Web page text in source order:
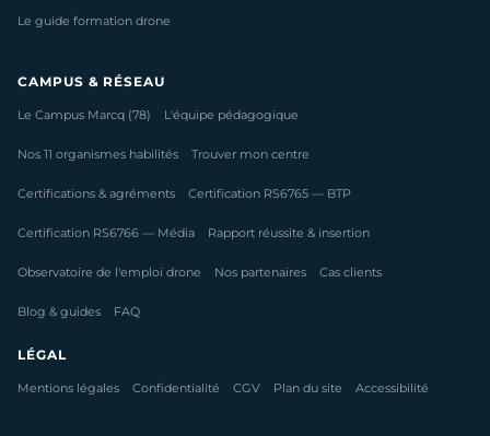
Le guide formation drone
CAMPUS & RÉSEAU
Le Campus Marcq (78) L'équipe pédagogique
Nos 11 organismes habilités Trouver mon centre
Certifications & agréments Certification RS6765 — BTP
Certification RS6766 — Média Rapport réussite & insertion
Observatoire de l'emploi drone Nos partenaires Cas clients
Blog & guides FAQ
LÉGAL
Mentions légales Confidentialité CGV Plan du site Accessibilité